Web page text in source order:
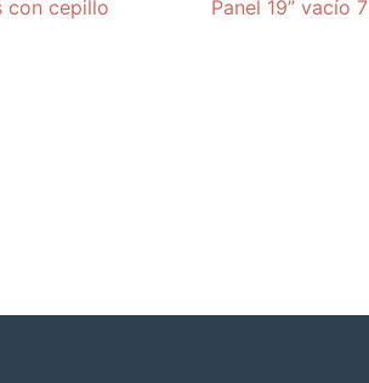
con cepillo Panel 19” vacío